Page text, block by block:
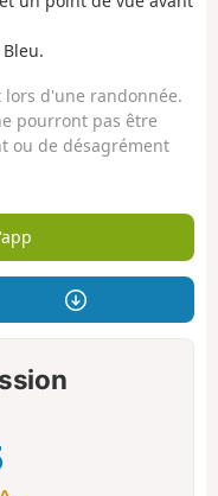
d'une randonnée.
pourront pas être
ou de désagrément